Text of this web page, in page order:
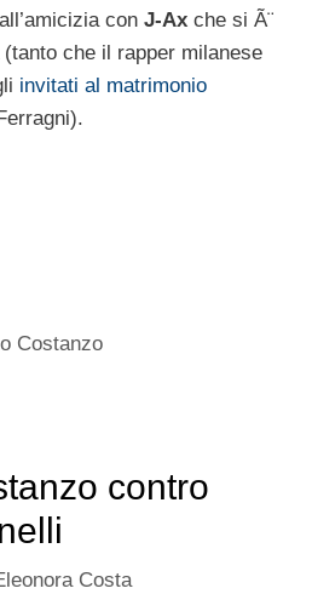
con J-Ax che si Ã¨
che il rapper milanese
invitati al matrimonio
Costanzo
contro
Costa